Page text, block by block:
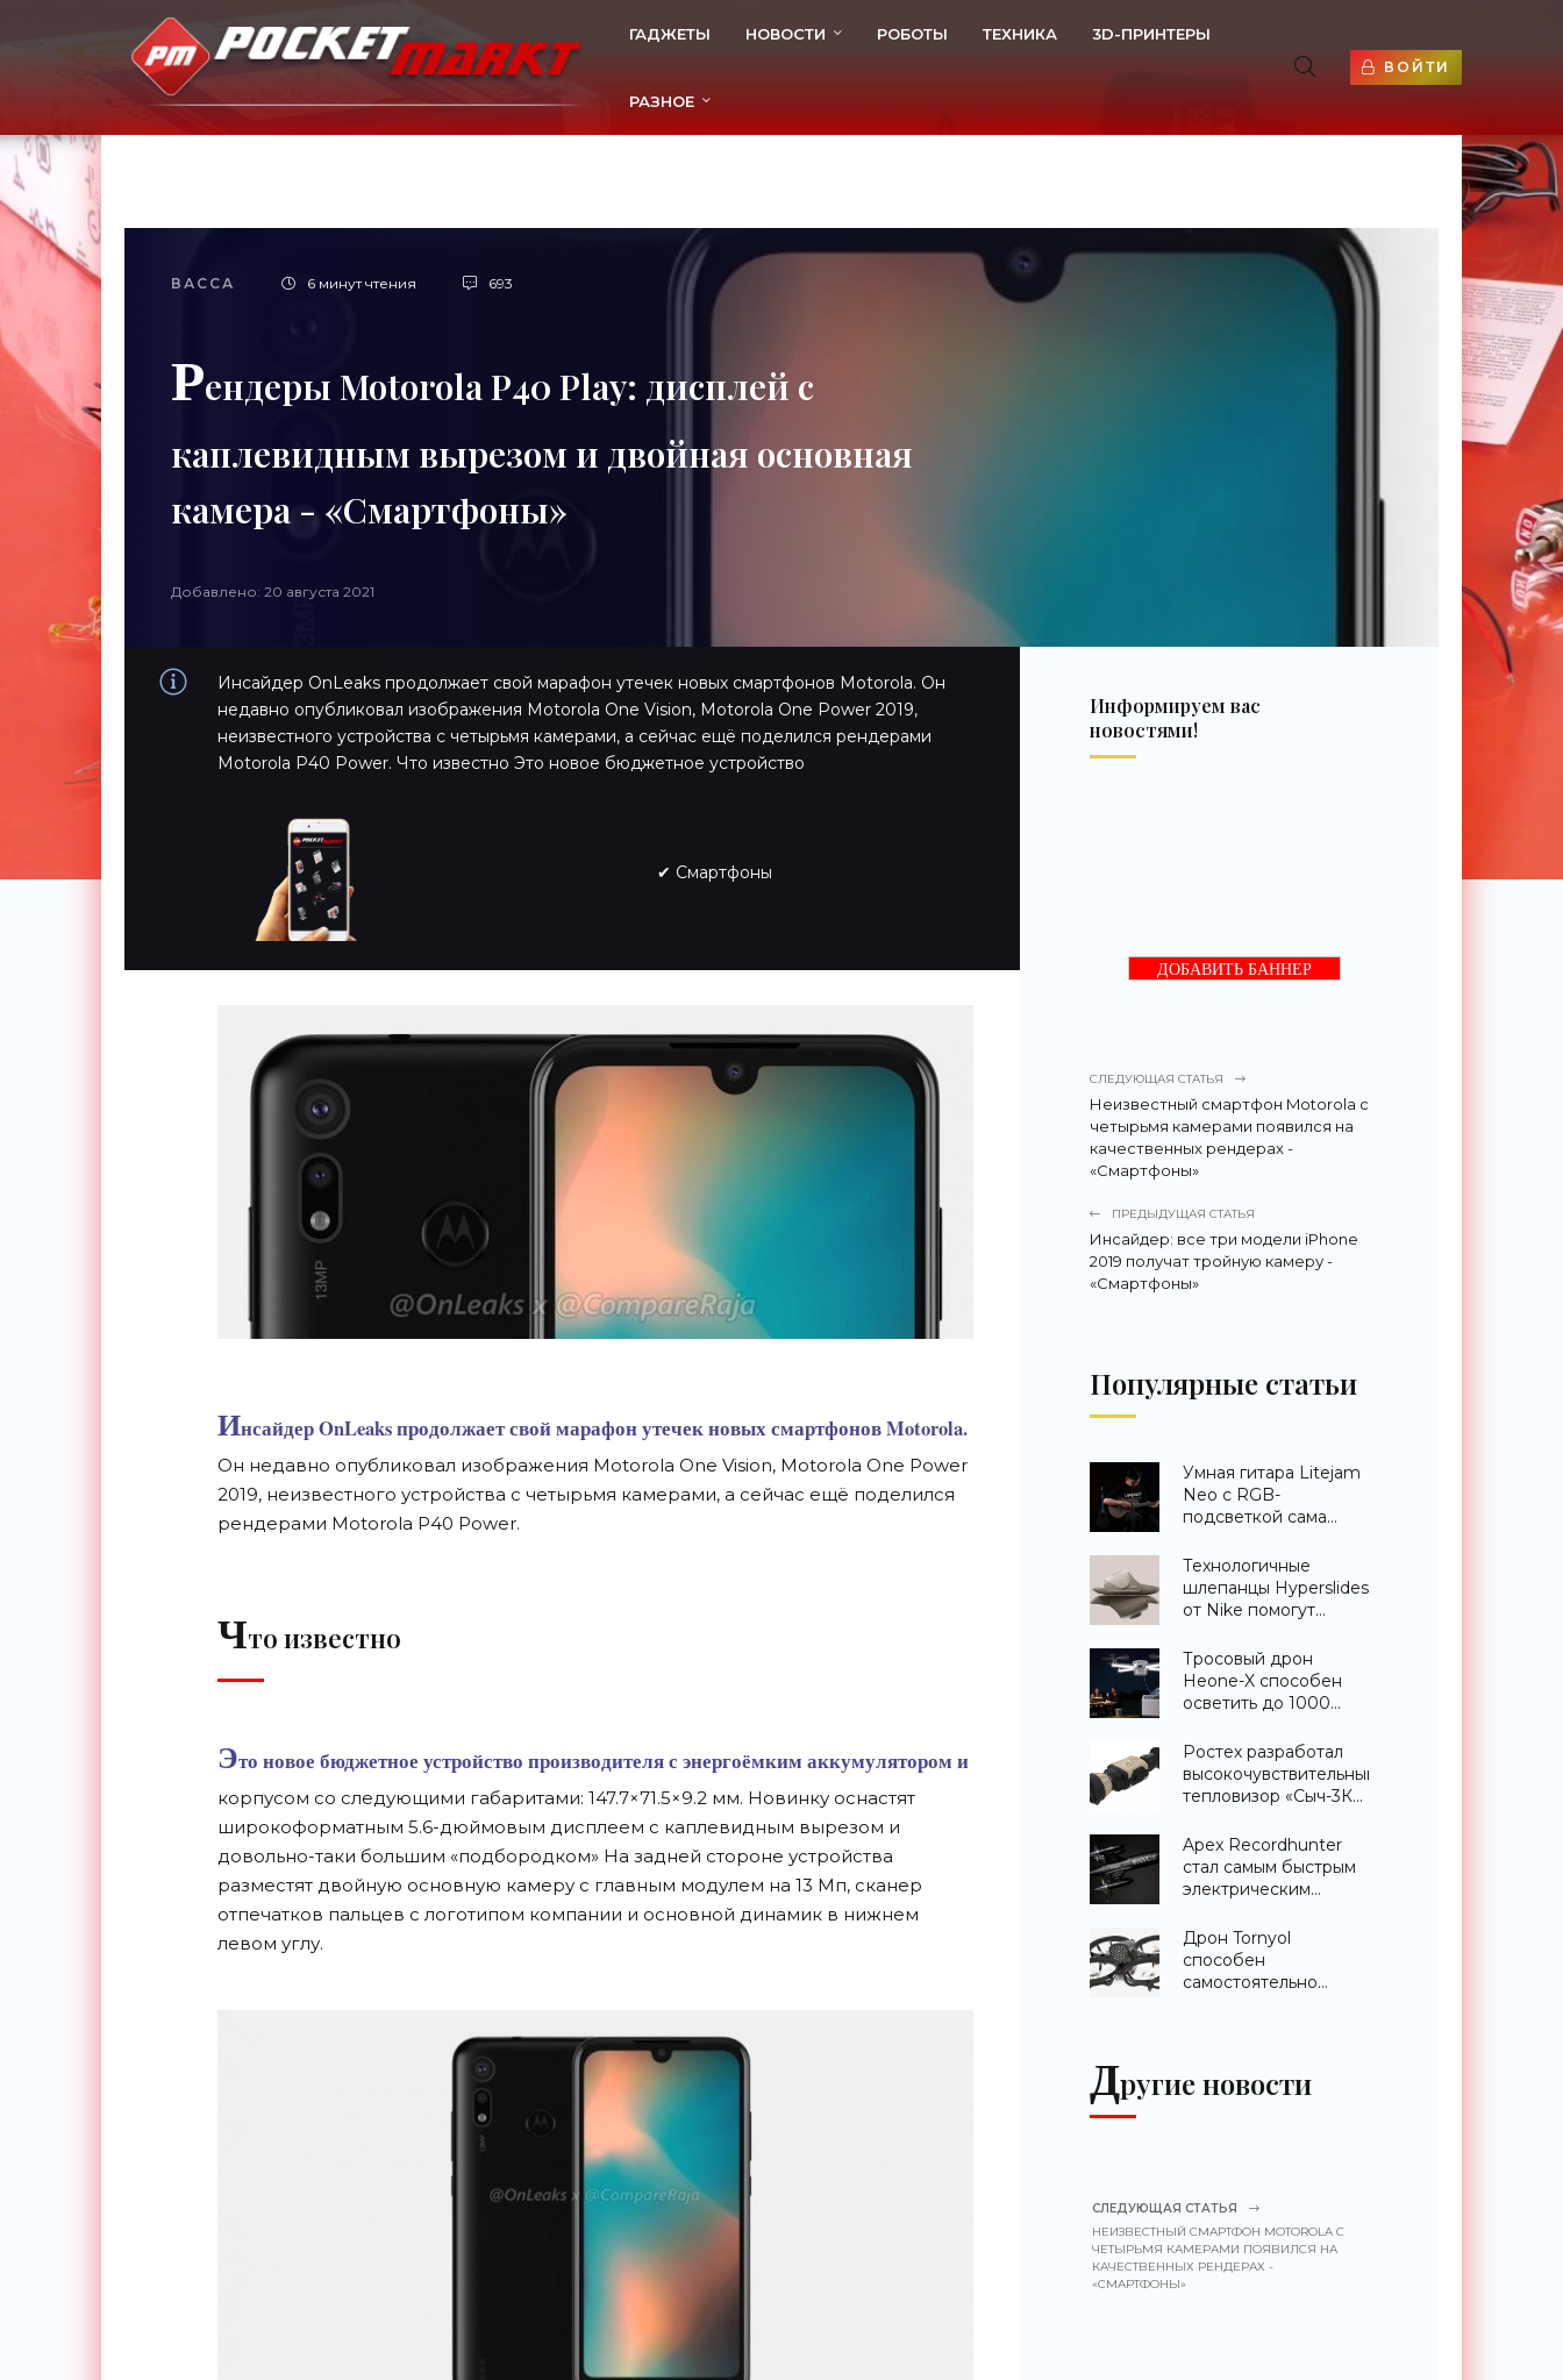
ГАДЖЕТЫ НОВОСТИ РОБОТЫ ТЕХНИКА 3D-ПРИНТЕРЫ
РАЗНОЕ
ВОЙТИ
ВАССА 6 минут чтения 693
Рендеры Motorola P40 Play: дисплей с
каплевидным вырезом и двойная основная
камера - «Смартфоны»
Добавлено: 20 августа 2021
Инсайдер OnLeaks продолжает свой марафон утечек новых смартфонов Motorola. Он
недавно опубликовал изображения Motorola One Vision, Motorola One Power 2019,
неизвестного устройства с четырьмя камерами, а сейчас ещё поделился рендерами
Motorola P40 Power. Что известно Это новое бюджетное устройство
✔ Смартфоны
Инсайдер OnLeaks продолжает свой марафон утечек новых смартфонов Motorola.
Он недавно опубликовал изображения Motorola One Vision, Motorola One Power
2019, неизвестного устройства с четырьмя камерами, а сейчас ещё поделился
рендерами Motorola P40 Power.
Что известно
Это новое бюджетное устройство производителя с энергоёмким аккумулятором и
корпусом со следующими габаритами: 147.7×71.5×9.2 мм. Новинку оснастят
широкоформатным 5.6-дюймовым дисплеем с каплевидным вырезом и
довольно-таки большим «подбородком» На задней стороне устройства
разместят двойную основную камеру с главным модулем на 13 Мп, сканер
отпечатков пальцев с логотипом компании и основной динамик в нижнем
левом углу.
Информируем вас
новостями!
ДОБАВИТЬ БАННЕР
СЛЕДУЮЩАЯ СТАТЬЯ
Неизвестный смартфон Motorola с
четырьмя камерами появился на
качественных рендерах -
«Смартфоны»
ПРЕДЫДУЩАЯ СТАТЬЯ
Инсайдер: все три модели iPhone
2019 получат тройную камеру -
«Смартфоны»
Популярные статьи
Умная гитара Litejam
Neo с RGB-
подсветкой сама
«Гаджеты»
Технологичные
шлепанцы Hyperslides
от Nike помогут
ноги после
тренировки -
«Гаджеты»
Тросовый дрон
Heone-X способен
осветить до 1000
земли -
«Беспилотники»
Ростех разработал
высокочувствительный
тепловизор «Сыч-3К»
распознавания до 2
км - «Гаджеты»
Apex Recordhunter
стал самым быстрым
электрическим
«Беспилотники»
Дрон Tornyol
способен
самостоятельно
Другие новости
СЛЕДУЮЩАЯ СТАТЬЯ
НЕИЗВЕСТНЫЙ СМАРТФОН MOTOROLA С
ЧЕТЫРЬМЯ КАМЕРАМИ ПОЯВИЛСЯ НА
КАЧЕСТВЕННЫХ РЕНДЕРАХ -
«СМАРТФОНЫ»